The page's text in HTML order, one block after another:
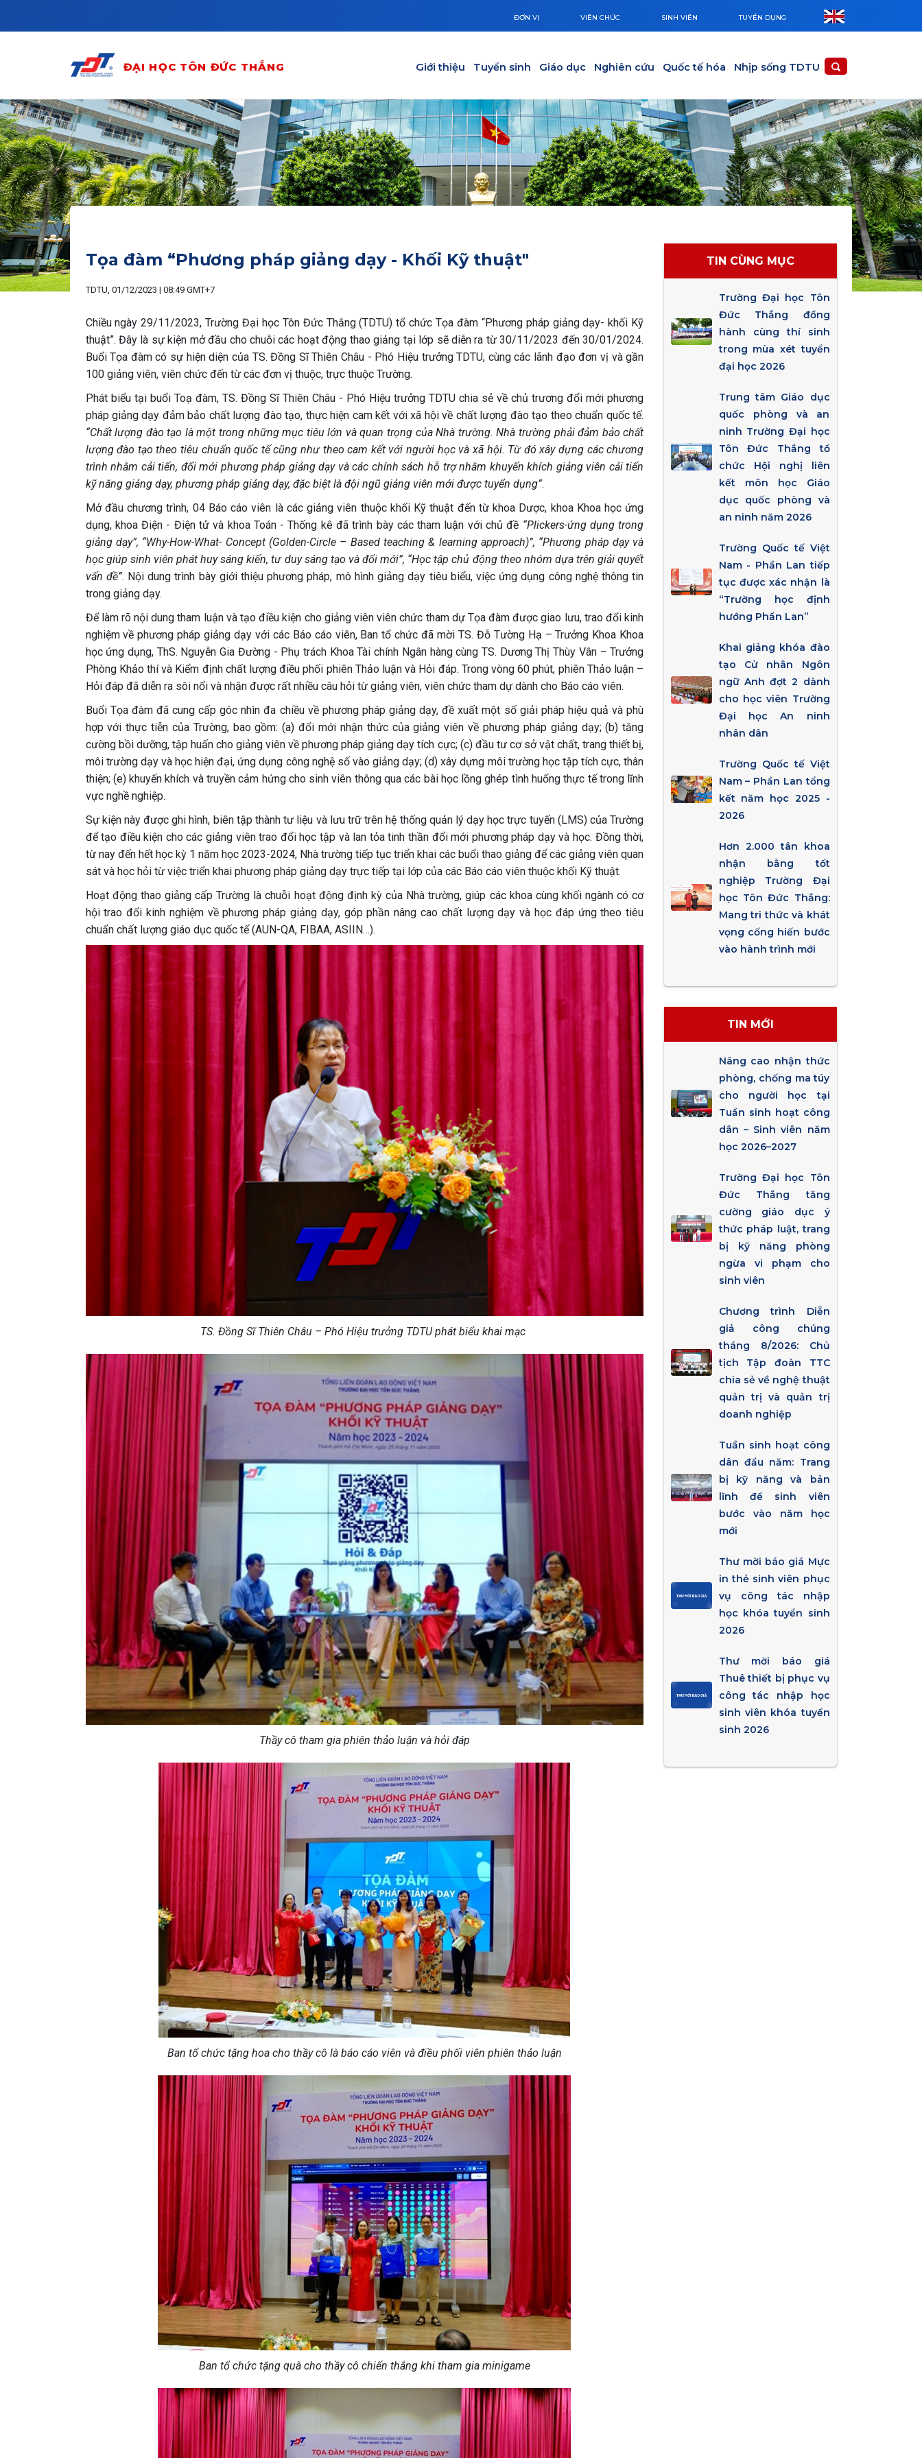
ĐƠN VỊ VIÊN CHỨC SINH VIÊN TUYỂN DỤNG
ĐẠI HỌC TÔN ĐỨC THẮNG Giới thiệu Tuyển sinh Giáo dục Nghiên cứu Quốc tế hóa Nhịp sống TDTU
Tọa đàm “Phương pháp giảng dạy - Khối Kỹ thuật"
TDTU, 01/12/2023 | 08:49 GMT+7
Chiều ngày 29/11/2023, Trường Đại học Tôn Đức Thắng (TDTU) tổ chức Tọa đàm “Phương pháp giảng dạy- khối Kỹ
thuật”. Đây là sự kiện mở đầu cho chuỗi các hoạt động thao giảng tại lớp sẽ diễn ra từ 30/11/2023 đến 30/01/2024.
Buổi Tọa đàm có sự hiện diện của TS. Đồng Sĩ Thiên Châu - Phó Hiệu trưởng TDTU, cùng các lãnh đạo đơn vị và gần
100 giảng viên, viên chức đến từ các đơn vị thuộc, trực thuộc Trường.
Phát biểu tại buổi Toạ đàm, TS. Đồng Sĩ Thiên Châu - Phó Hiệu trưởng TDTU chia sẻ về chủ trương đổi mới phương
pháp giảng dạy đảm bảo chất lượng đào tạo, thực hiện cam kết với xã hội về chất lượng đào tạo theo chuẩn quốc tế.
“Chất lượng đào tạo là một trong những mục tiêu lớn và quan trọng của Nhà trường. Nhà trường phải đảm bảo chất
lượng đào tạo theo tiêu chuẩn quốc tế cũng như theo cam kết với người học và xã hội. Từ đó xây dựng các chương
trình nhằm cải tiến, đổi mới phương pháp giảng dạy và các chính sách hỗ trợ nhằm khuyến khích giảng viên cải tiến
kỹ năng giảng dạy, phương pháp giảng dạy, đặc biệt là đội ngũ giảng viên mới được tuyển dụng”.
Mở đầu chương trình, 04 Báo cáo viên là các giảng viên thuộc khối Kỹ thuật đến từ khoa Dược, khoa Khoa học ứng
dụng, khoa Điện - Điện tử và khoa Toán - Thống kê đã trình bày các tham luận với chủ đề “Plickers-ứng dụng trong
giảng dạy”, “Why-How-What- Concept (Golden-Circle – Based teaching & learning approach)”, “Phương pháp dạy và
học giúp sinh viên phát huy sáng kiến, tư duy sáng tạo và đổi mới”, “Học tập chủ động theo nhóm dựa trên giải quyết
vấn đề”. Nội dung trình bày giới thiệu phương pháp, mô hình giảng dạy tiêu biểu, việc ứng dụng công nghệ thông tin
trong giảng dạy.
Để làm rõ nội dung tham luận và tạo điều kiện cho giảng viên viên chức tham dự Tọa đàm được giao lưu, trao đổi kinh
nghiệm về phương pháp giảng dạy với các Báo cáo viên, Ban tổ chức đã mời TS. Đỗ Tường Hạ – Trưởng Khoa Khoa
học ứng dụng, ThS. Nguyễn Gia Đường - Phụ trách Khoa Tài chính Ngân hàng cùng TS. Dương Thị Thùy Vân – Trưởng
Phòng Khảo thí và Kiểm định chất lượng điều phối phiên Thảo luận và Hỏi đáp. Trong vòng 60 phút, phiên Thảo luận –
Hỏi đáp đã diễn ra sôi nổi và nhận được rất nhiều câu hỏi từ giảng viên, viên chức tham dự dành cho Báo cáo viên.
Buổi Tọa đàm đã cung cấp góc nhìn đa chiều về phương pháp giảng dạy, đề xuất một số giải pháp hiệu quả và phù
hợp với thực tiễn của Trường, bao gồm: (a) đổi mới nhận thức của giảng viên về phương pháp giảng dạy; (b) tăng
cường bồi dưỡng, tập huấn cho giảng viên về phương pháp giảng dạy tích cực; (c) đầu tư cơ sở vật chất, trang thiết bị,
môi trường dạy và học hiện đại, ứng dụng công nghệ số vào giảng dạy; (d) xây dựng môi trường học tập tích cực, thân
thiện; (e) khuyến khích và truyền cảm hứng cho sinh viên thông qua các bài học lồng ghép tình huống thực tế trong lĩnh
vực nghề nghiệp.
Sự kiện này được ghi hình, biên tập thành tư liệu và lưu trữ trên hệ thống quản lý dạy học trực tuyến (LMS) của Trường
để tạo điều kiện cho các giảng viên trao đổi học tập và lan tỏa tinh thần đổi mới phương pháp dạy và học. Đồng thời,
từ nay đến hết học kỳ 1 năm học 2023-2024, Nhà trường tiếp tục triển khai các buổi thao giảng để các giảng viên quan
sát và học hỏi từ việc triển khai phương pháp giảng dạy trực tiếp tại lớp của các Báo cáo viên thuộc khối Kỹ thuật.
Hoạt động thao giảng cấp Trường là chuỗi hoạt động định kỳ của Nhà trường, giúp các khoa cùng khối ngành có cơ
hội trao đổi kinh nghiệm về phương pháp giảng dạy, góp phần nâng cao chất lượng dạy và học đáp ứng theo tiêu
chuẩn chất lượng giáo dục quốc tế (AUN-QA, FIBAA, ASIIN…).
TS. Đồng Sĩ Thiên Châu – Phó Hiệu trưởng TDTU phát biểu khai mạc
Thầy cô tham gia phiên thảo luận và hỏi đáp
Ban tổ chức tặng hoa cho thầy cô là báo cáo viên và điều phối viên phiên thảo luận
Ban tổ chức tặng quà cho thầy cô chiến thắng khi tham gia minigame
TIN CÙNG MỤC
Trường Đại học Tôn
Đức Thắng đồng
hành cùng thí sinh
trong mùa xét tuyển
đại học 2026
Trung tâm Giáo dục
quốc phòng và an
ninh Trường Đại học
Tôn Đức Thắng tổ
chức Hội nghị liên
kết môn học Giáo
dục quốc phòng và
an ninh năm 2026
Trường Quốc tế Việt
Nam - Phần Lan tiếp
tục được xác nhận là
“Trường học định
hướng Phần Lan”
Khai giảng khóa đào
tạo Cử nhân Ngôn
ngữ Anh đợt 2 dành
cho học viên Trường
Đại học An ninh
nhân dân
Trường Quốc tế Việt
Nam – Phần Lan tổng
kết năm học 2025 -
2026
Hơn 2.000 tân khoa
nhận bằng tốt
nghiệp Trường Đại
học Tôn Đức Thắng:
Mang tri thức và khát
vọng cống hiến bước
vào hành trình mới
TIN MỚI
Nâng cao nhận thức
phòng, chống ma túy
cho người học tại
Tuần sinh hoạt công
dân – Sinh viên năm
học 2026–2027
Trường Đại học Tôn
Đức Thắng tăng
cường giáo dục ý
thức pháp luật, trang
bị kỹ năng phòng
ngừa vi phạm cho
sinh viên
Chương trình Diễn
giả công chúng
tháng 8/2026: Chủ
tịch Tập đoàn TTC
chia sẻ về nghệ thuật
quản trị và quản trị
doanh nghiệp
Tuần sinh hoạt công
dân đầu năm: Trang
bị kỹ năng và bản
lĩnh để sinh viên
bước vào năm học
mới
Thư mời báo giá Mực
in thẻ sinh viên phục
vụ công tác nhập
học khóa tuyển sinh
2026
Thư mời báo giá
Thuê thiết bị phục vụ
công tác nhập học
sinh viên khóa tuyển
sinh 2026